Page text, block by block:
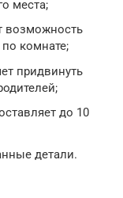
места;
возможность
комнате;
придвинуть
до 10
детали.